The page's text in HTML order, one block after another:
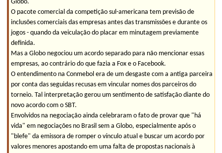
Globo.
O pacote comercial da competição sul-americana tem previsão de
inclusões comerciais das empresas antes das transmissões e durante os
jogos - quando da veiculação do placar em minutagem previamente
definida.
Mas a Globo negociou um acordo separado para não mencionar essas
empresas, ao contrário do que fazia a Fox e o Facebook.
O entendimento na Conmebol era de um desgaste com a antiga parceira
por conta das seguidas recusas em vincular nomes dos parceiros do
torneio. Tal interpretação gerou um sentimento de satisfação diante do
novo acordo com o SBT.
Envolvidos na negociação ainda celebraram o fato de provar que "há
vida" em negociações no Brasil sem a Globo, especialmente após o
"blefe" da emissora de romper o vínculo atual e buscar um acordo por
valores menores apostando em uma falta de propostas nacionais à